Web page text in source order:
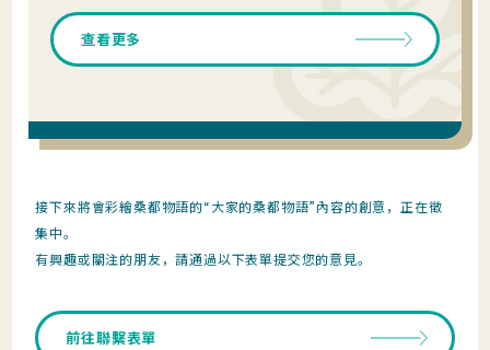
查看更多
接下來將會彩繪桑都物語的“大家的桑都物語”內容的創意，正在徵
集中。
有興趣或關注的朋友，請通過以下表單提交您的意見。
前往聯繫表單